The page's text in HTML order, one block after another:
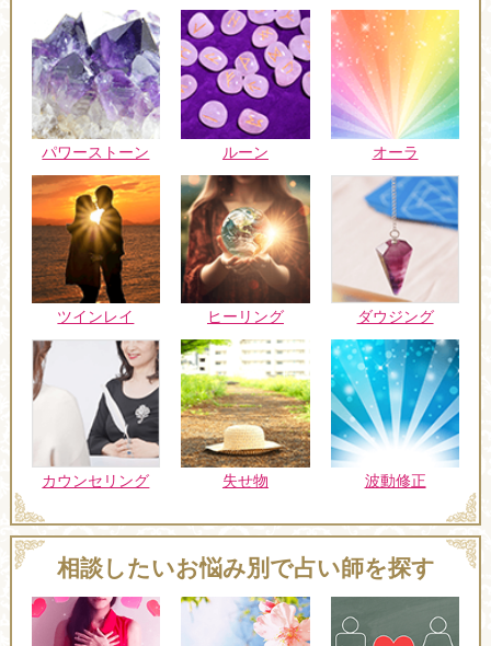
パワーストーン ルーン オーラ
ツインレイ ヒーリング ダウジング
カウンセリング 失せ物 波動修正
相談したいお悩み別で占い師を探す